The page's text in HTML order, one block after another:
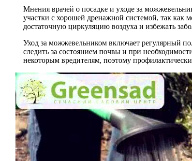
Мнения врачей о посадке и уходе за
участки с хорошей дренажной системой, так как
достаточную циркуляцию воздуха и избежать
Уход за можжевельником включает регулярный
следить за состоянием почвы и при
некоторым вредителям, поэтому